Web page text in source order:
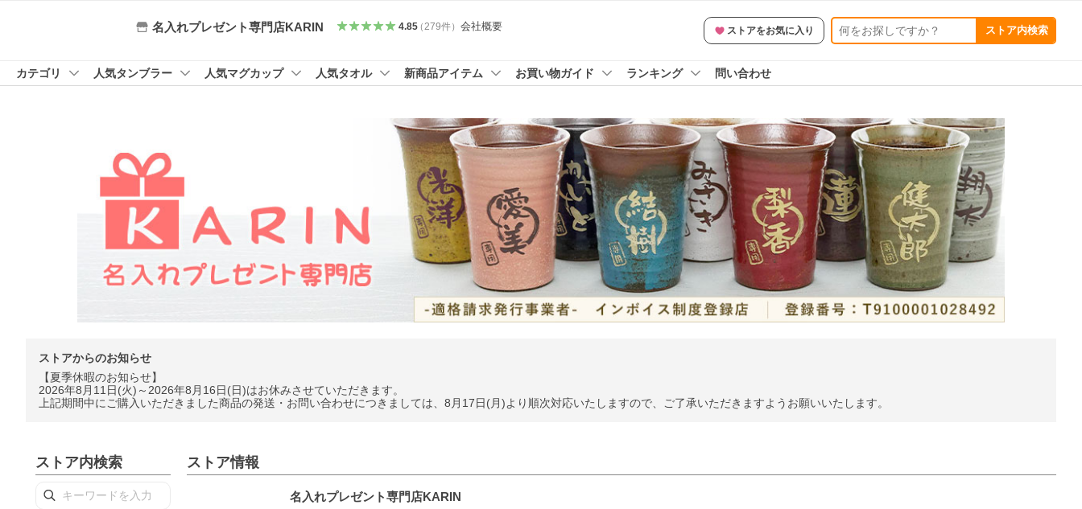
名入れプレゼント専門店KARIN 4.85（ 279件） 会社概要 ストアをお気に入り ストア内検索
カテゴリ 人気タンブラー 人気マグカップ 人気タオル 新商品アイテム お買い物ガイド ランキング 問い合わせ
ストアからのお知らせ
【夏季休暇のお知らせ】
2026年8月11日(火)～2026年8月16日(日)はお休みさせていただきます。
上記期間中にご購入いただきました商品の発送・お問い合わせにつきましては、8月17日(月)より順次対応いたしますので、ご了承いただきますようお願いいたします。
ストア内検索 ストア情報
名入れプレゼント専門店KARIN